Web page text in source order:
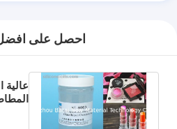
احصل على
عالية